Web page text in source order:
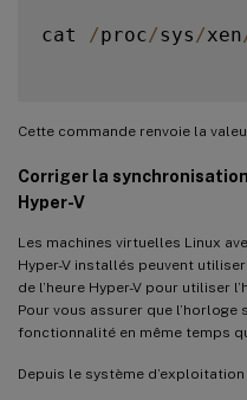
cat /proc/sys /xen
Cette commande renvoie la valeur
Corriger la
Hyper-V
Les machines virtuelles Linux
Hyper-V installés peuvent
de l’heure Hyper-V pour utiliser
Pour vous assurer que
fonctionnalité en même temps
Depuis le système